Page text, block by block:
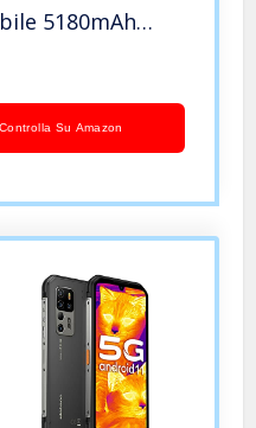
5180mAh
IP68 4G
Controlla Su Amazon